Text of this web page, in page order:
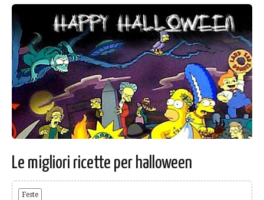
Le migliori ricette per halloween
Feste